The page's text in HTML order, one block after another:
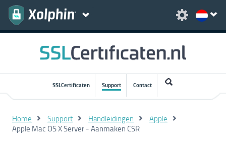
SSLCertificaten Support Contact
Home Support Handleidingen Apple
Apple Mac OS X Server - Aanmaken CSR